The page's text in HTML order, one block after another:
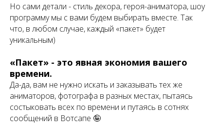
Но сами детали - стиль декора, героя-аниматора, шоу
программу мы с вами будем выбирать вместе. Так
что, в любом случае, каждый «пакет» будет
уникальным)
«Пакет» - это явная экономия вашего
времени.
Да-да, вам не нужно искать и заказывать тех же
аниматоров, фотографа в разных местах, пытаясь
состыковать всех по времени и путаясь в сотнях
сообщений в Вотсапе 🤪